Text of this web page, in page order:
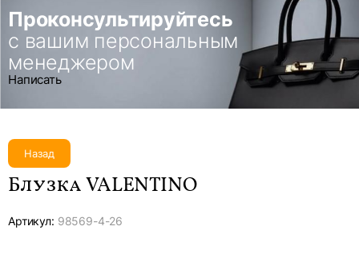
Проконсультируйтесь
с вашим персональным
менеджером
Написать
Назад
Блузка VALENTINO
Артикул: 98569-4-26